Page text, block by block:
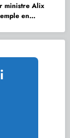
ministre Alix
en